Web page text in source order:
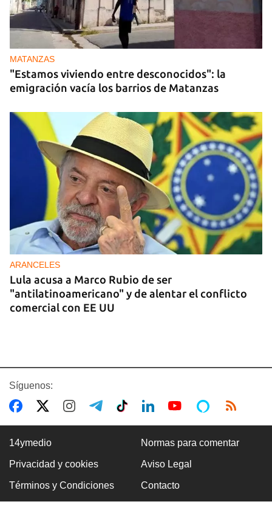
MATANZAS
"Estamos viviendo entre desconocidos": la
emigración vacía los barrios de Matanzas
ARANCELES
Lula acusa a Marco Rubio de ser
"antilatinoamericano" y de alentar el conflicto
comercial con EE UU
GASOLINA
En la Vía Blanca surgen puestos de venta de
Síguenos:
14ymedio Normas para comentar
Privacidad y cookies Aviso Legal
Términos y Condiciones Contacto